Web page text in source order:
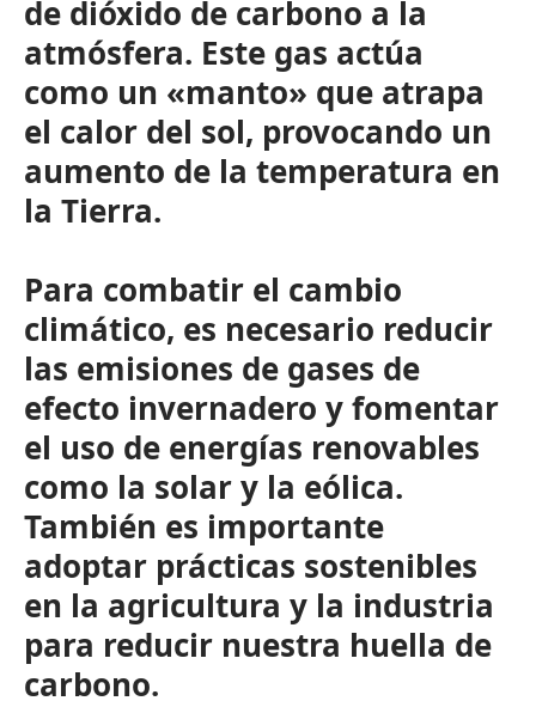
de dióxido de carbono a la
atmósfera. Este gas actúa
como un «manto» que atrapa
el calor del sol, provocando un
aumento de la temperatura en
la Tierra.
Para combatir el cambio
climático, es necesario reducir
las emisiones de gases de
efecto invernadero y fomentar
el uso de energías renovables
como la solar y la eólica.
También es importante
adoptar prácticas sostenibles
en la agricultura y la industria
para reducir nuestra huella de
carbono.